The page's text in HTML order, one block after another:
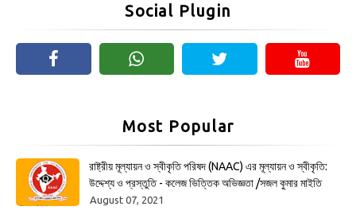
Social Plugin
Most Popular
রাষ্ট্রীয় মূল্যায়ন ও স্বীকৃতি পরিষদ (NAAC) এর মূল্যায়ন ও স্বীকৃতি:
উদ্দেশ্য ও প্রস্তুতি - কলেজ ভিত্তিক অভিজ্ঞতা /সজল কুমার মাইতি
August 07, 2021